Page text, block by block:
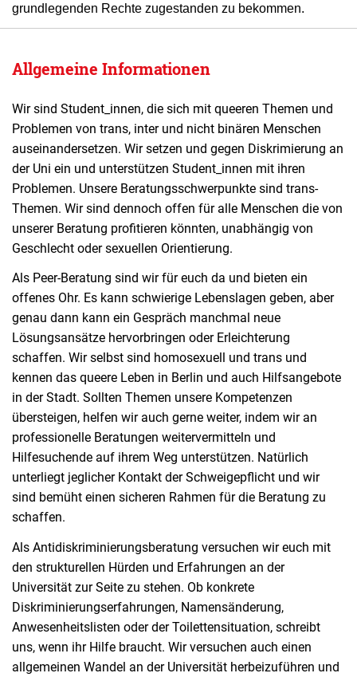
grundlegenden Rechte zugestanden zu bekommen.
Allgemeine Informationen
Wir sind Student_innen, die sich mit queeren Themen und
Problemen von trans, inter und nicht binären Menschen
auseinandersetzen. Wir setzen und gegen Diskrimierung an
der Uni ein und unterstützen Student_innen mit ihren
Problemen. Unsere Beratungsschwerpunkte sind trans-
Themen. Wir sind dennoch offen für alle Menschen die von
unserer Beratung profitieren könnten, unabhängig von
Geschlecht oder sexuellen Orientierung.
Als Peer-Beratung sind wir für euch da und bieten ein
offenes Ohr. Es kann schwierige Lebenslagen geben, aber
genau dann kann ein Gespräch manchmal neue
Lösungsansätze hervorbringen oder Erleichterung
schaffen. Wir selbst sind homosexuell und trans und
kennen das queere Leben in Berlin und auch Hilfsangebote
in der Stadt. Sollten Themen unsere Kompetenzen
übersteigen, helfen wir auch gerne weiter, indem wir an
professionelle Beratungen weitervermitteln und
Hilfesuchende auf ihrem Weg unterstützen. Natürlich
unterliegt jeglicher Kontakt der Schweigepflicht und wir
sind bemüht einen sicheren Rahmen für die Beratung zu
schaffen.
Als Antidiskriminierungsberatung versuchen wir euch mit
den strukturellen Hürden und Erfahrungen an der
Universität zur Seite zu stehen. Ob konkrete
Diskriminierungserfahrungen, Namensänderung,
Anwesenheitslisten oder der Toilettensituation, schreibt
uns, wenn ihr Hilfe braucht. Wir versuchen auch einen
allgemeinen Wandel an der Universität herbeizuführen und